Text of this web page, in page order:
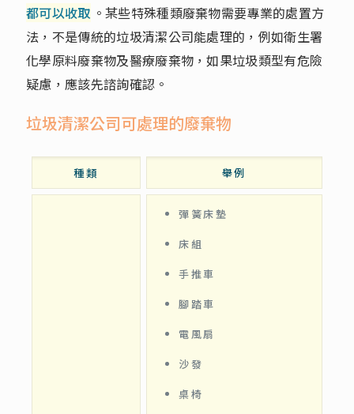
都可以收取 。某些特殊種類廢棄物需要專業的處置方
法，不是傳統的垃圾清潔公司能處理的，例如衛生署
化學原料廢棄物及醫療廢棄物，如果垃圾類型有危險
疑慮，應該先諮詢確認。
垃圾清潔公司可處理的廢棄物
種類 舉例
彈簧床墊
床組
手推車
腳踏車
電風扇
沙發
桌椅